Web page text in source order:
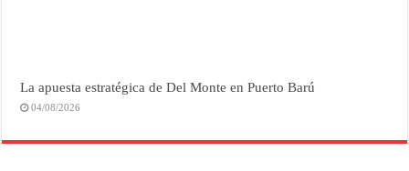
La apuesta estratégica de Del Monte en Puerto Barú
04/08/2026